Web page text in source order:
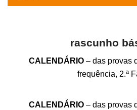
SIGE
SASE
rascunho
CALENDÁRIO – das provas
frequência, 2.ª
CALENDÁRIO – das provas